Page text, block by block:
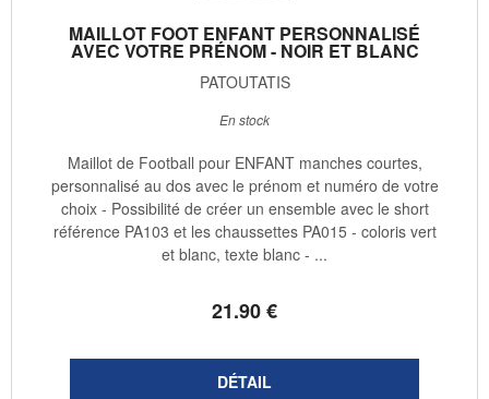
MAILLOT FOOT ENFANT PERSONNALISÉ
AVEC VOTRE PRÉNOM - NOIR ET BLANC
PATOUTATIS
21.90€
En stock
Maillot de Football pour ENFANT manches courtes,
personnalisé au dos avec le prénom et numéro de votre
choix - Possibilité de créer un ensemble avec le short
référence PA103 et les chaussettes PA015 - coloris vert
et blanc, texte blanc - ...